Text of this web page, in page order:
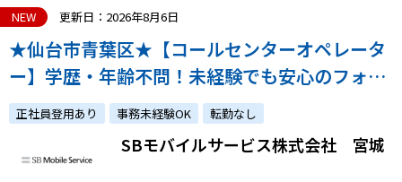
NEW 更新日：2026年8月6日
★仙台市青葉区★【コールセンターオペレータ
ー】学歴・年齢不問！未経験でも安心のフォロ
ー体制・ソフトバンクグループの福利厚生充実
◎
正社員登用あり 事務未経験OK 転勤なし
SBモバイルサービス株式会社 宮城